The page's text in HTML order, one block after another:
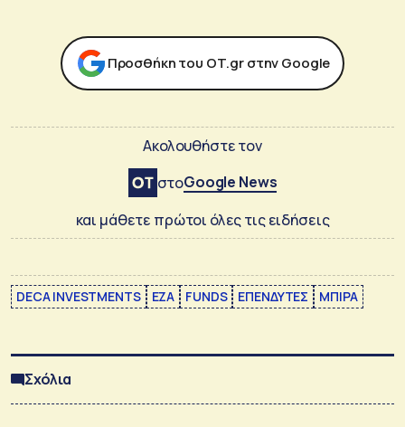
Προσθήκη του ΟΤ.gr στην Google
Ακολουθήστε τον
στοGoogle News
και μάθετε πρώτοι όλες τις ειδήσεις
DECA INVESTMENTS EZA FUNDS ΕΠΕΝΔΥΤΕΣ ΜΠΙΡΑ
Σχόλια